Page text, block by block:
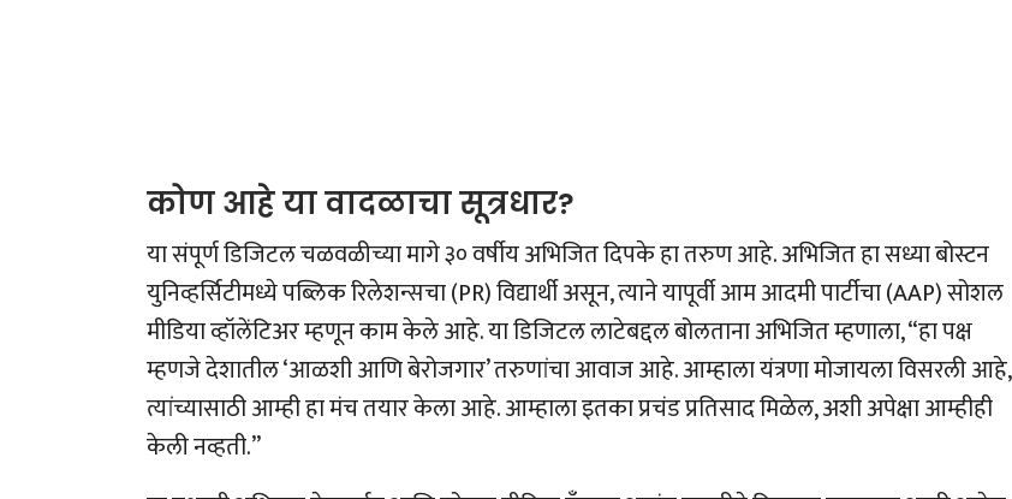
कोण आहे या वादळाचा सूत्रधार?
या संपूर्ण डिजिटल चळवळीच्या मागे ३० वर्षीय अभिजित दिपके हा तरुण आहे. अभिजित हा सध्या बोस्टन
युनिव्हर्सिटीमध्ये पब्लिक रिलेशन्सचा (PR) विद्यार्थी असून, त्याने यापूर्वी आम आदमी पार्टीचा (AAP) सोशल
मीडिया व्हॉलेंटिअर म्हणून काम केले आहे. या डिजिटल लाटेबद्दल बोलताना अभिजित म्हणाला, “हा पक्ष
म्हणजे देशातील ‘आळशी आणि बेरोजगार’ तरुणांचा आवाज आहे. आम्हाला यंत्रणा मोजायला विसरली आहे,
त्यांच्यासाठी आम्ही हा मंच तयार केला आहे. आम्हाला इतका प्रचंड प्रतिसाद मिळेल, अशी अपेक्षा आम्हीही
केली नव्हती.”